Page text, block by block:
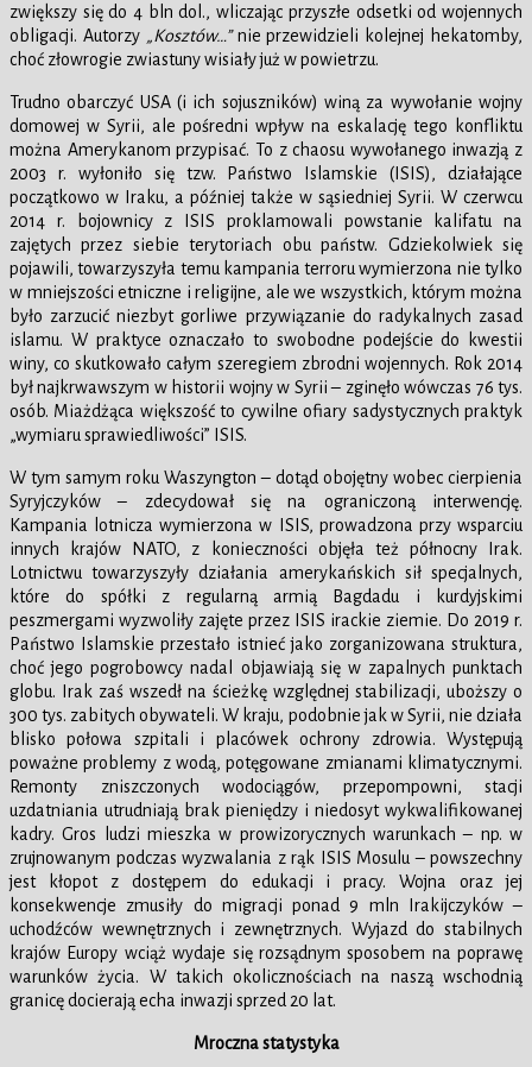
zwiększy się do 4 bln dol., wliczając przyszłe odsetki od wojennych
obligacji. Autorzy „Kosztów…”nie przewidzieli kolejnej hekatomby,
choć złowrogie zwiastuny wisiały już w powietrzu.
Trudno obarczyć USA (i ich sojuszników) winą za wywołanie wojny
domowej w Syrii, ale pośredni wpływ na eskalację tego konfliktu
można Amerykanom przypisać. To z chaosu wywołanego inwazją z
2003 r. wyłoniło się tzw. Państwo Islamskie (ISIS), działające
początkowo w Iraku, a później także w sąsiedniej Syrii. W czerwcu
2014 r. bojownicy z ISIS proklamowali powstanie kalifatu na
zajętych przez siebie terytoriach obu państw. Gdziekolwiek się
pojawili, towarzyszyła temu kampania terroru wymierzona nie tylko
w mniejszości etniczne i religijne, ale we wszystkich, którym można
było zarzucić niezbyt gorliwe przywiązanie do radykalnych zasad
islamu. W praktyce oznaczało to swobodne podejście do kwestii
winy, co skutkowało całym szeregiem zbrodni wojennych. Rok 2014
był najkrwawszym w historii wojny w Syrii – zginęło wówczas 76 tys.
osób. Miażdżąca większość to cywilne ofiary sadystycznych praktyk
„wymiaru sprawiedliwości” ISIS.
W tym samym roku Waszyngton – dotąd obojętny wobec cierpienia
Syryjczyków – zdecydował się na ograniczoną interwencję.
Kampania lotnicza wymierzona w ISIS, prowadzona przy wsparciu
innych krajów NATO, z konieczności objęła też północny Irak.
Lotnictwu towarzyszyły działania amerykańskich sił specjalnych,
które do spółki z regularną armią Bagdadu i kurdyjskimi
peszmergami wyzwoliły zajęte przez ISIS irackie ziemie. Do 2019 r.
Państwo Islamskie przestało istnieć jako zorganizowana struktura,
choć jego pogrobowcy nadal objawiają się w zapalnych punktach
globu. Irak zaś wszedł na ścieżkę względnej stabilizacji, uboższy o
300 tys. zabitych obywateli. W kraju, podobnie jak w Syrii, nie działa
blisko połowa szpitali i placówek ochrony zdrowia. Występują
poważne problemy z wodą, potęgowane zmianami klimatycznymi.
Remonty zniszczonych wodociągów, przepompowni, stacji
uzdatniania utrudniają brak pieniędzy i niedosyt wykwalifikowanej
kadry. Gros ludzi mieszka w prowizorycznych warunkach – np. w
zrujnowanym podczas wyzwalania z rąk ISIS Mosulu – powszechny
jest kłopot z dostępem do edukacji i pracy. Wojna oraz jej
konsekwencje zmusiły do migracji ponad 9 mln Irakijczyków –
uchodźców wewnętrznych i zewnętrznych. Wyjazd do stabilnych
krajów Europy wciąż wydaje się rozsądnym sposobem na poprawę
warunków życia. W takich okolicznościach na naszą wschodnią
granicę docierają echa inwazji sprzed 20 lat.
Mroczna statystyka